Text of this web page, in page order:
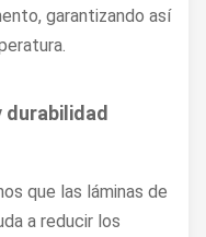
garantizando así
durabilidad
que las láminas de
a reducir los